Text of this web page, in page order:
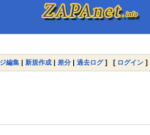
編集 | 新規作成 | 差分 | 過去ログ] [ ログイン ]